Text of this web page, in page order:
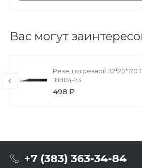
Вас могут
Резец отрезной 32*20*170
18884-73
498 ₽
+7 (383) 363-34-84